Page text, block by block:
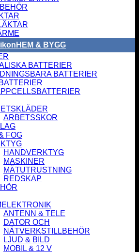
HEM & BYGG
BATTERIER
BATTERIER
ARBETSSKOR
FOG
HANDVERKTYG
MASKINER
MÄTUTRUSTNING
REDSKAP
ANTENN & TELE
DATOR OCH
NÄTVERKSTILLBEHÖR
LJUD & BILD
MOBIL & 12 V